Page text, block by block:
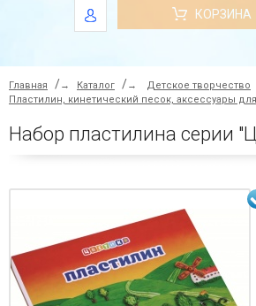
КОРЗИНА
Главная → Каталог → Детское творчество
Пластилин, кинетический песок, аксессуары